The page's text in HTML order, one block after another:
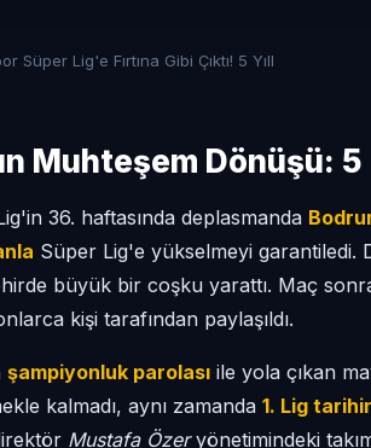
Süper Lig'e Fırtına Gibi Çıktı! 5 Yıll
Muhteşem Dönüşü: 5
36. haftasında deplasmanda
Süper Lig'e yükselmeyi garantiledi.
büyük bir coşku yarattı. Maç
kişi tarafından paylaşıldı.
şampiyonluk parolası ile yola çıkan
kalmadı, aynı zamanda 1. Lig
Mustafa Özeryönetimindeki